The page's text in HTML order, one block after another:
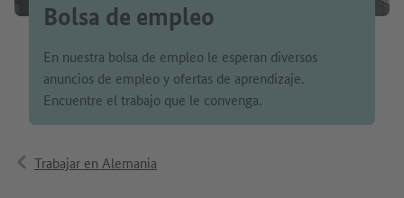
Bolsa de empleo
En nuestra bolsa de empleo le esperan diversos
anuncios de empleo y ofertas de aprendizaje.
Encuentre el trabajo que le convenga.
Trabajar en Alemania